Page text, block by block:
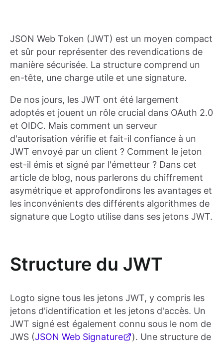
JSON Web Token (JWT) est un moyen compact
et sûr pour représenter des revendications de
manière sécurisée. La structure comprend un
en-tête, une charge utile et une signature.
De nos jours, les JWT ont été largement
adoptés et jouent un rôle crucial dans OAuth 2.0
et OIDC. Mais comment un serveur
d'autorisation vérifie et fait-il confiance à un
JWT envoyé par un client ? Comment le jeton
est-il émis et signé par l'émetteur ? Dans cet
article de blog, nous parlerons du chiffrement
asymétrique et approfondirons les avantages et
les inconvénients des différents algorithmes de
signature que Logto utilise dans ses jetons JWT.
Structure du JWT
Logto signe tous les jetons JWT, y compris les
jetons d'identification et les jetons d'accès. Un
JWT signé est également connu sous le nom de
JWS (JSON Web Signature
). Une structure de